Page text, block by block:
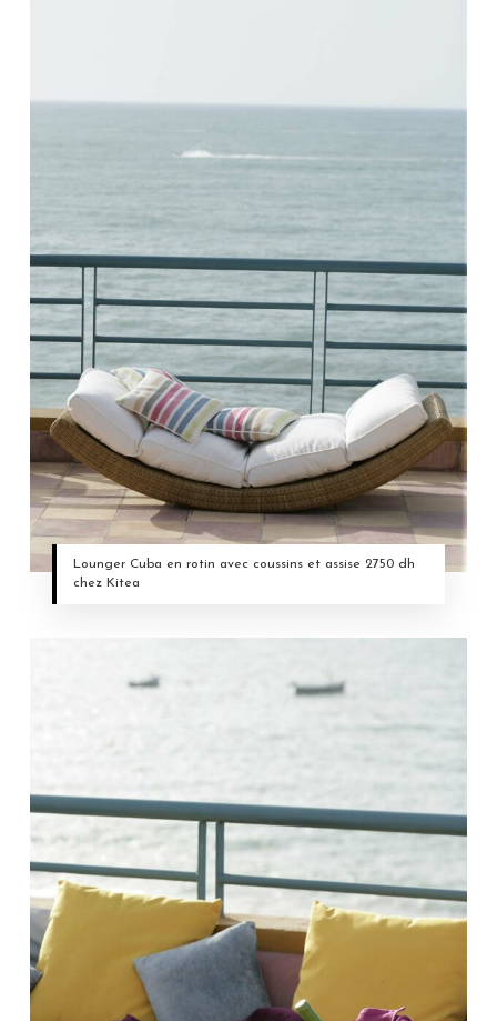
Lounger Cuba en rotin avec coussins et assise 2750 dh
chez Kitea